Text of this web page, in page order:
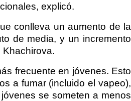
explicó.
conlleva un aumento de la
de media, y un incremento
Khachirova.
frecuente en jóvenes. Esto
a fumar (incluido el vapeo),
se someten a menos